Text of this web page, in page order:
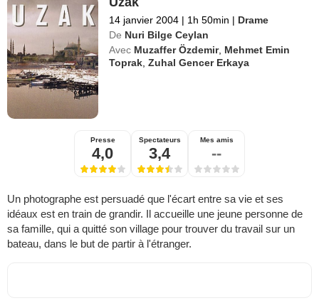
14 janvier 2004 | 1h 50min | Drame
De Nuri Bilge Ceylan
Avec Muzaffer Özdemir, Mehmet Emin
Toprak ,Zuhal Gencer Erkaya
Presse
4,0
Spectateurs
3,4
Mes amis
--
Un photographe est persuadé que l'écart entre sa vie et ses
idéaux est en train de grandir. Il accueille une jeune personne de
sa famille, qui a quitté son village pour trouver du travail sur un
bateau, dans le but de partir à l'étranger.